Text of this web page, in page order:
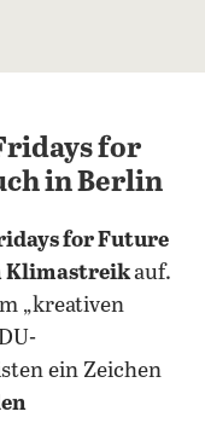
for
in Berlin
for Future
Klimastreikauf.
„kreativen
ein Zeichen